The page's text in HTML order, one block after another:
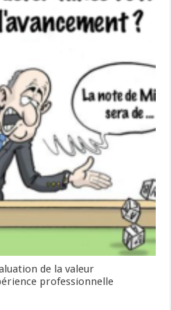
de la valeur
professionnelle